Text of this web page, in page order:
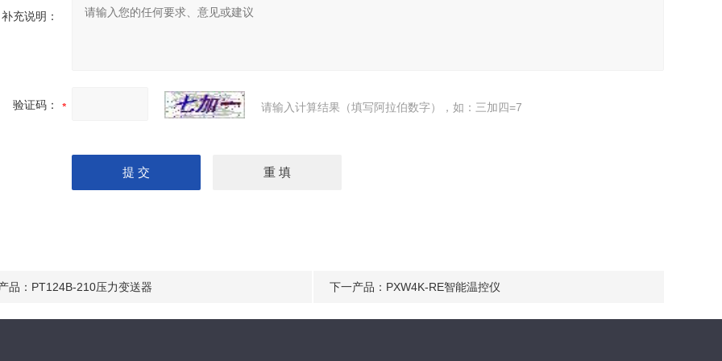
补充说明：
验证码： 请输入计算结果（填写阿拉伯数字），如：三加四=7
品： PT124B-210压力变送器 下一产品： PXW4K-RE智能温控仪